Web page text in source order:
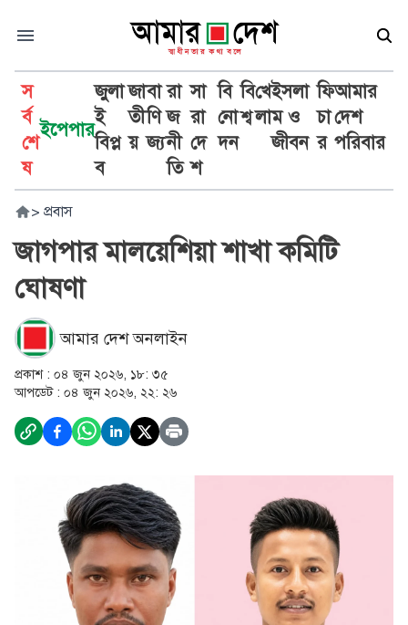
স
র্ব
শে
ষ
ইপেপার
জুলা
ই
বিপ্ল
ব
জা
তী
য়
বা
ণি
জ্য
রা
জ
নী
তি
সা
রা
দে
শ
বি
নো
দন
বি
শ্ব
খে
লা
ইসলা
ম ও
জীবন
ফি
চা
র
আমার
দেশ
পরিবার
> প্রবাস
জাগপার মালয়েশিয়া শাখা কমিটি
ঘোষণা
আমার দেশ অনলাইন
প্রকাশ : ০৪ জুন ২০২৬, ১৮: ৩৫
আপডেট : ০৪ জুন ২০২৬, ২২: ২৬